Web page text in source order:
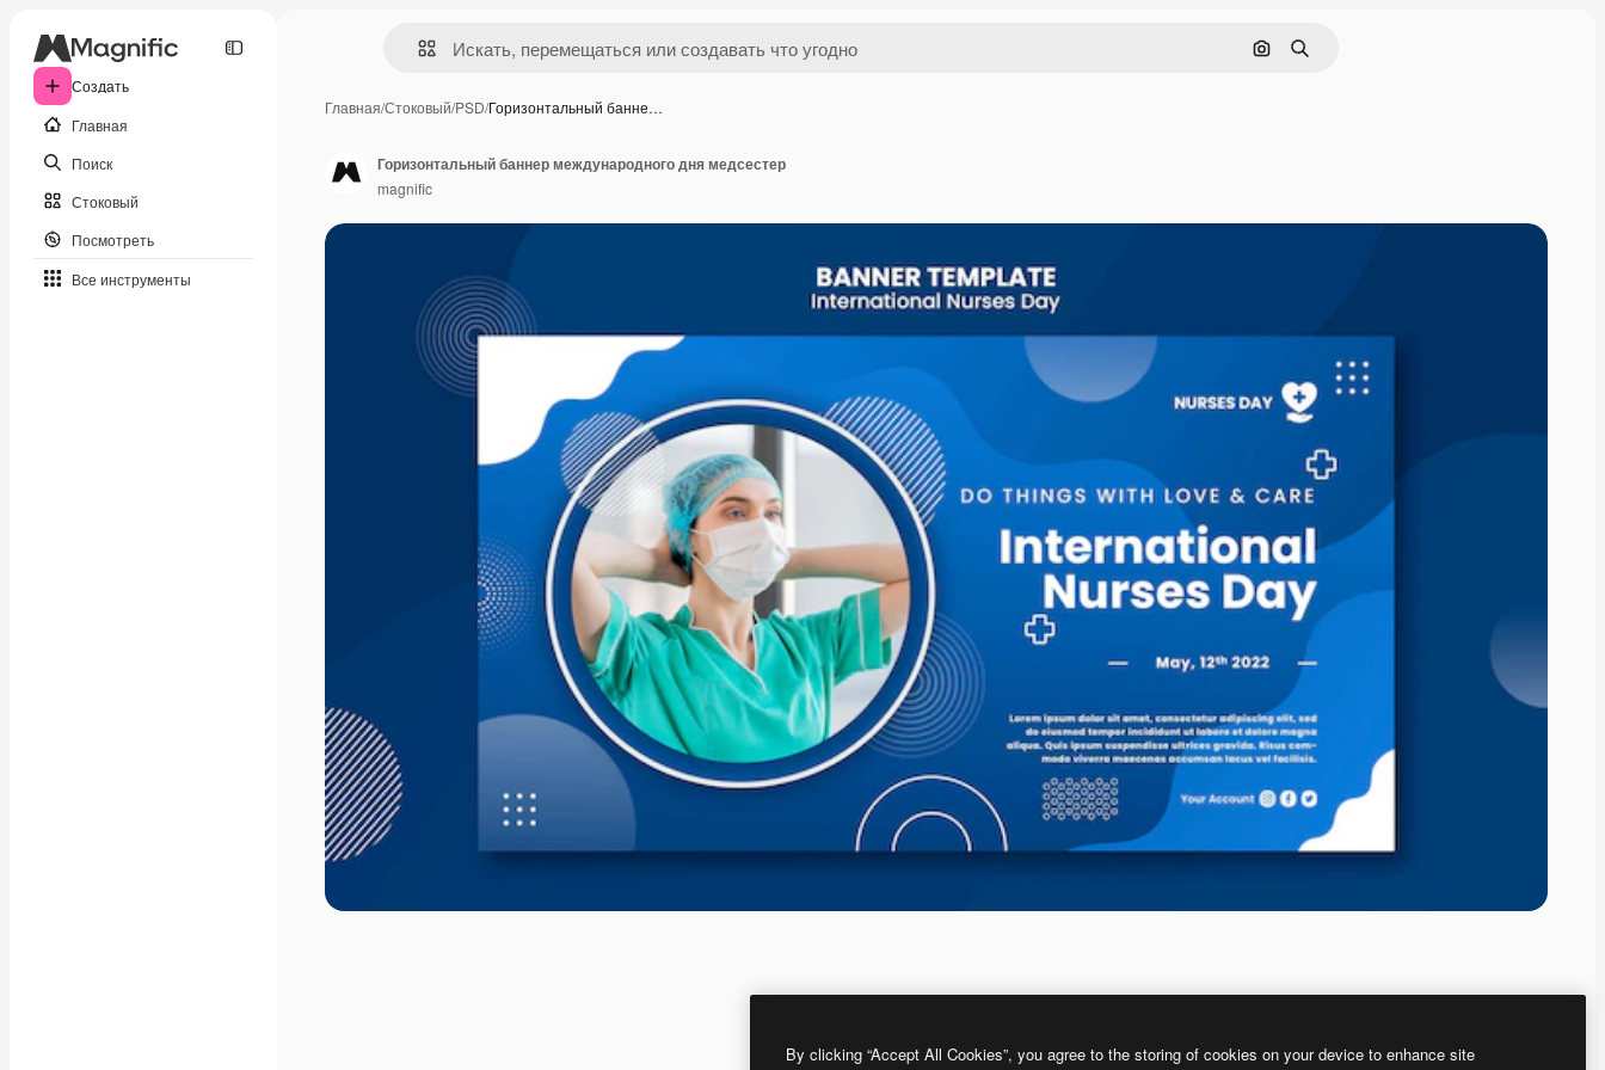
Создать
Главная
Поиск
Стоковый
Посмотреть
Все инструменты
Поиск по изображению
Поиск
Главная/Стоковый/PSD/Горизонтальный банне…
Горизонтальный баннер международного дня медсестер
magnific
By clicking “Accept All Cookies”, you agree to the storing of cookies on your device to enhance site